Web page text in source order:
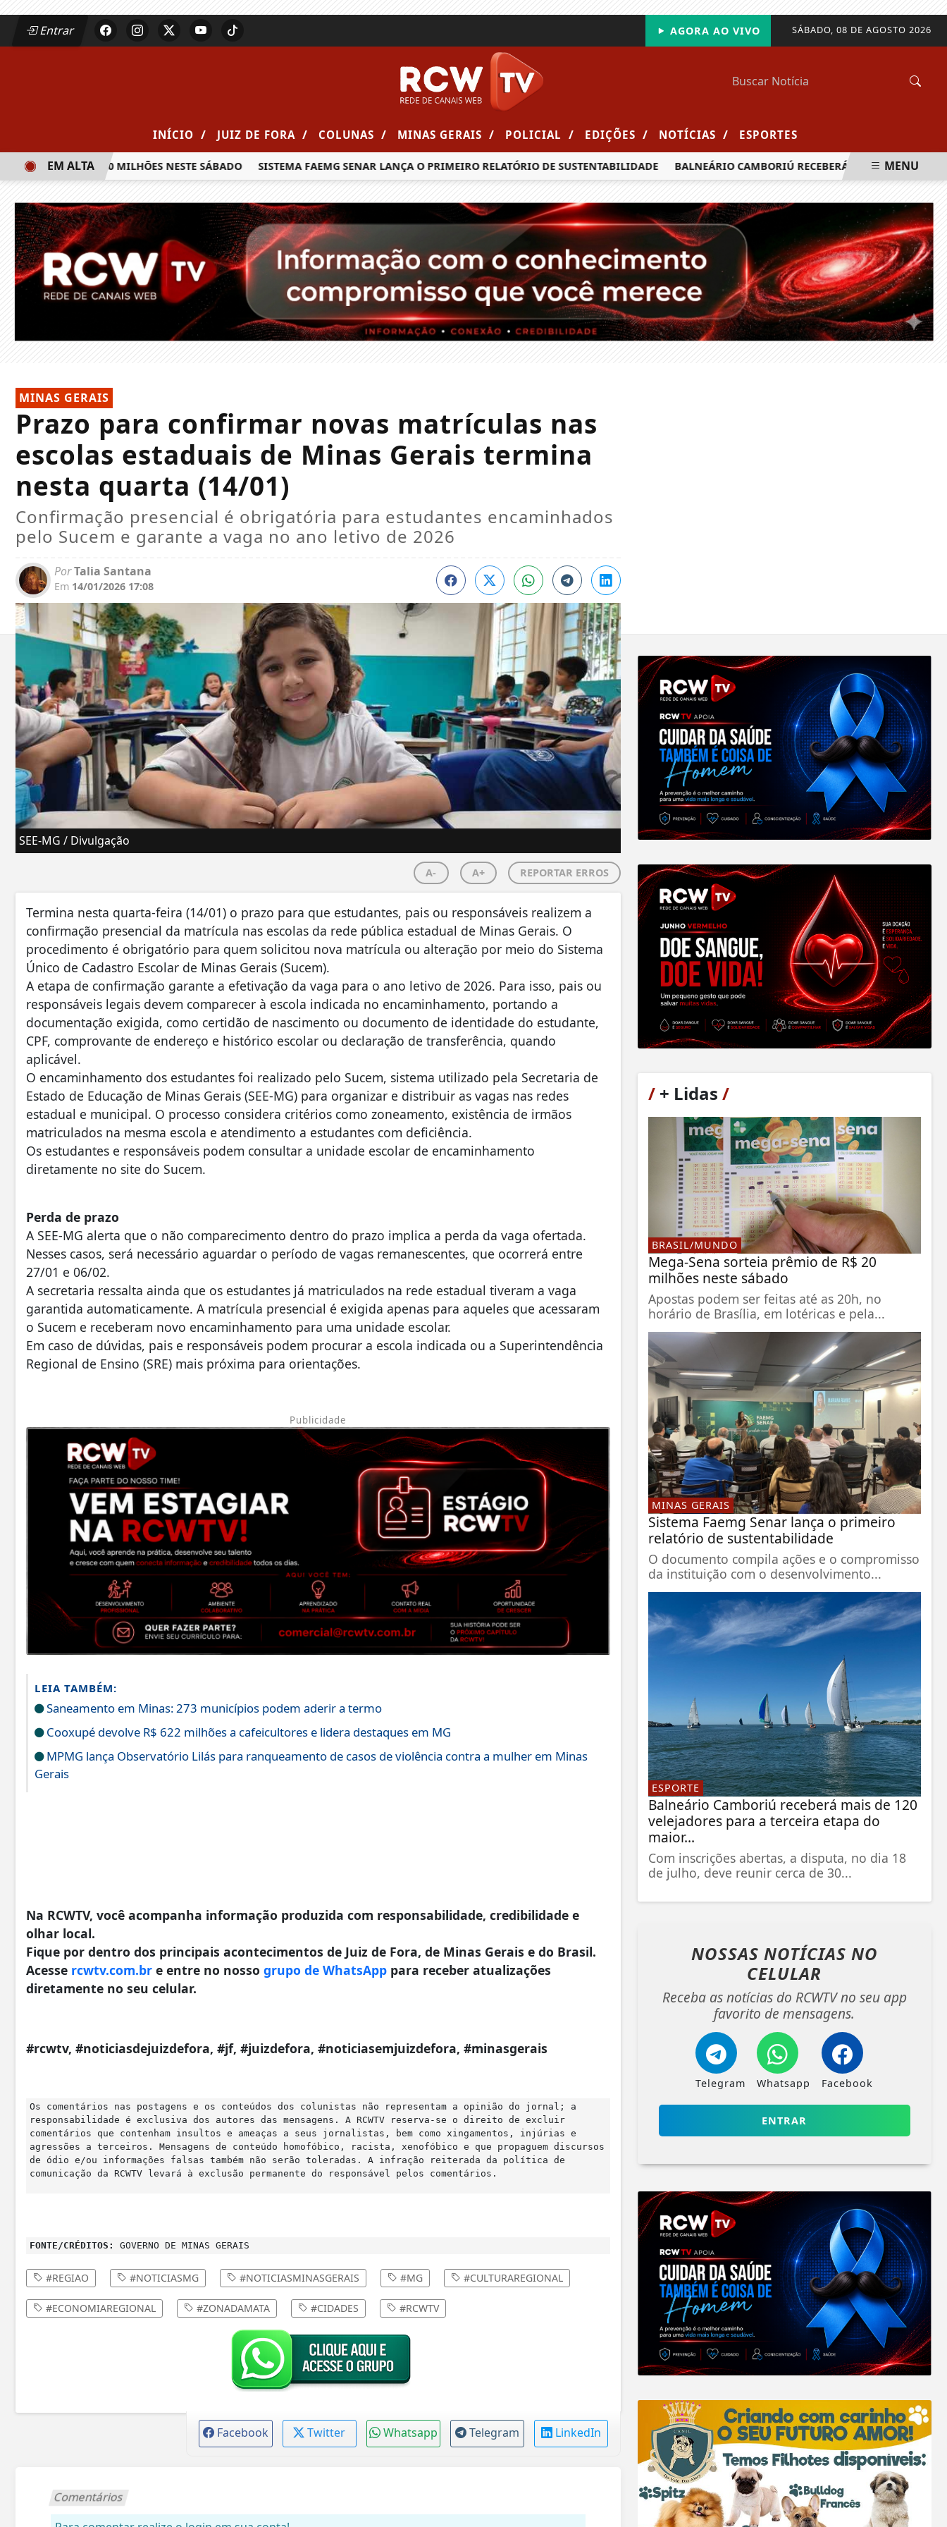
Entrar SÁBADO, 08 DE AGOSTO 2026
AGORA AO VIVO
INÍCIO / JUIZ DE FORA / COLUNAS / MINAS GERAIS / POLICIAL / EDIÇÕES / NOTÍCIAS / ESPORTES
DE R$ 20 MILHÕES NESTE SÁBADO SISTEMA FAEMG SENAR LANÇA O PRIMEIRO RELATÓRIO DE SUSTENTABILIDADE BALNEÁRIO CAMBORIÚ RECEBERÁ MAIS DE 120
EM ALTA MENU
MINAS GERAIS
Prazo para confirmar novas matrículas nas
escolas estaduais de Minas Gerais termina
nesta quarta (14/01)
Confirmação presencial é obrigatória para estudantes encaminhados
pelo Sucem e garante a vaga no ano letivo de 2026
PorTalia Santana
Em 14/01/2026 17:08
SEE-MG / Divulgação
A- A+ REPORTAR ERROS
Termina nesta quarta-feira (14/01) o prazo para que estudantes, pais ou responsáveis realizem a
confirmação presencial da matrícula nas escolas da rede pública estadual de Minas Gerais. O
procedimento é obrigatório para quem solicitou nova matrícula ou alteração por meio do Sistema
Único de Cadastro Escolar de Minas Gerais (Sucem).
A etapa de confirmação garante a efetivação da vaga para o ano letivo de 2026. Para isso, pais ou
responsáveis legais devem comparecer à escola indicada no encaminhamento, portando a
documentação exigida, como certidão de nascimento ou documento de identidade do estudante,
CPF, comprovante de endereço e histórico escolar ou declaração de transferência, quando
aplicável.
O encaminhamento dos estudantes foi realizado pelo Sucem, sistema utilizado pela Secretaria de
Estado de Educação de Minas Gerais (SEE-MG) para organizar e distribuir as vagas nas redes
estadual e municipal. O processo considera critérios como zoneamento, existência de irmãos
matriculados na mesma escola e atendimento a estudantes com deficiência.
Os estudantes e responsáveis podem consultar a unidade escolar de encaminhamento
diretamente no site do Sucem.
Perda de prazo
A SEE-MG alerta que o não comparecimento dentro do prazo implica a perda da vaga ofertada.
Nesses casos, será necessário aguardar o período de vagas remanescentes, que ocorrerá entre
27/01 e 06/02.
A secretaria ressalta ainda que os estudantes já matriculados na rede estadual tiveram a vaga
garantida automaticamente. A matrícula presencial é exigida apenas para aqueles que acessaram
o Sucem e receberam novo encaminhamento para uma unidade escolar.
Em caso de dúvidas, pais e responsáveis podem procurar a escola indicada ou a Superintendência
Regional de Ensino (SRE) mais próxima para orientações.
Publicidade
LEIA TAMBÉM:
Saneamento em Minas: 273 municípios podem aderir a termo
Cooxupé devolve R$ 622 milhões a cafeicultores e lidera destaques em MG
MPMG lança Observatório Lilás para ranqueamento de casos de violência contra a mulher em Minas
Gerais
Na RCWTV, você acompanha informação produzida com responsabilidade, credibilidade e
olhar local.
Fique por dentro dos principais acontecimentos de Juiz de Fora, de Minas Gerais e do Brasil.
Acesse rcwtv.com.br e entre no nosso grupo de WhatsApp para receber atualizações
diretamente no seu celular.
#rcwtv, #noticiasdejuizdefora, #jf, #juizdefora, #noticiasemjuizdefora, #minasgerais
Os comentários nas postagens e os conteúdos dos colunistas não representam a opinião do jornal; a
responsabilidade é exclusiva dos autores das mensagens. A RCWTV reserva-se o direito de excluir
comentários que contenham insultos e ameaças a seus jornalistas, bem como xingamentos, injúrias e
agressões a terceiros. Mensagens de conteúdo homofóbico, racista, xenofóbico e que propaguem discursos
de ódio e/ou informações falsas também não serão toleradas. A infração reiterada da política de
comunicação da RCWTV levará à exclusão permanente do responsável pelos comentários.
FONTE/CRÉDITOS: GOVERNO DE MINAS GERAIS
#REGIAO #NOTICIASMG #NOTICIASMINASGERAIS #MG #CULTURAREGIONAL
#ECONOMIAREGIONAL #ZONADAMATA #CIDADES #RCWTV
Facebook Twitter Whatsapp Telegram LinkedIn
Comentários
/+ Lidas /
BRASIL/MUNDO
Mega-Sena sorteia prêmio de R$ 20
milhões neste sábado
Apostas podem ser feitas até as 20h, no
horário de Brasília, em lotéricas e pela...
MINAS GERAIS
Sistema Faemg Senar lança o primeiro
relatório de sustentabilidade
O documento compila ações e o compromisso
da instituição com o desenvolvimento...
ESPORTE
Balneário Camboriú receberá mais de 120
velejadores para a terceira etapa do
maior...
Com inscrições abertas, a disputa, no dia 18
de julho, deve reunir cerca de 30...
NOSSAS NOTÍCIAS NO
CELULAR
Receba as notícias do RCWTV no seu app
favorito de mensagens.
Telegram Whatsapp Facebook
ENTRAR